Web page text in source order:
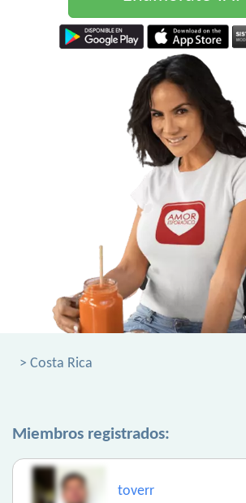
> Costa Rica
Miembros registrados:
toverr